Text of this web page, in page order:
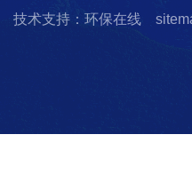
技术支持：环保在线